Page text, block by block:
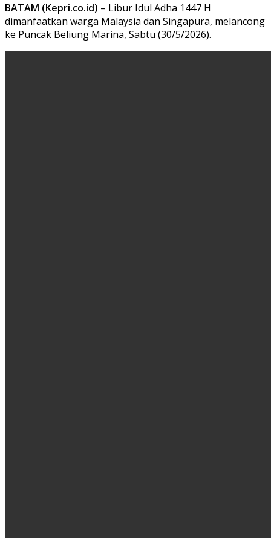
BATAM (Kepri.co.id) – Libur Idul Adha 1447 H
dimanfaatkan warga Malaysia dan Singapura, melancong
ke Puncak Beliung Marina, Sabtu (30/5/2026).